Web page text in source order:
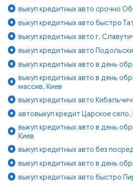
выкуп кредитных авто срочно
выкуп кредитных авто быстро
выкуп кредитных авто г.
выкуп кредитных авто
выкуп кредитных авто в день
выкуп кредитных авто в день
массив, Киев
выкуп кредитных авто
автовыкуп кредит Царское село,
выкуп кредитных авто в день
Киев
выкуп кредитных авто без
выкуп кредитных авто в день
выкуп кредитных авто быстро